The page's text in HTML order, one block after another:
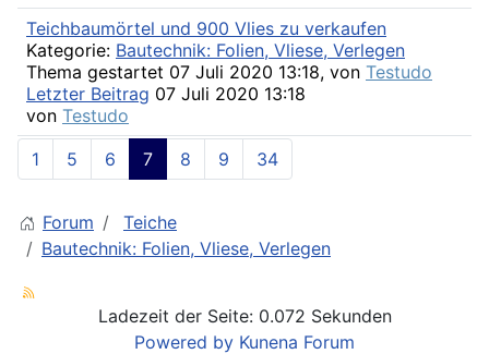
Teichbaumörtel und 900 Vlies zu verkaufen
Kategorie: Bautechnik: Folien, Vliese, Verlegen
Thema gestartet 07 Juli 2020 13:18, von Testudo
Letzter Beitrag 07 Juli 2020 13:18
von Testudo
1
5 6 7 8 9 34
Forum
Teiche
Bautechnik: Folien, Vliese, Verlegen
Ladezeit der Seite: 0.072 Sekunden
Powered by Kunena Forum